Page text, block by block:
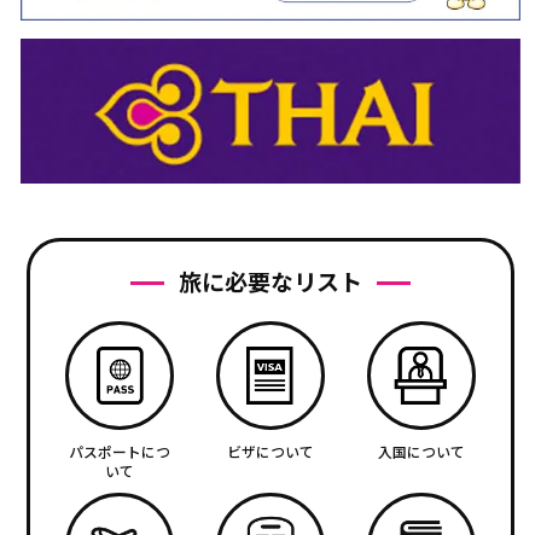
旅に必要なリスト
パスポートにつ
いて
ビザについて 入国について